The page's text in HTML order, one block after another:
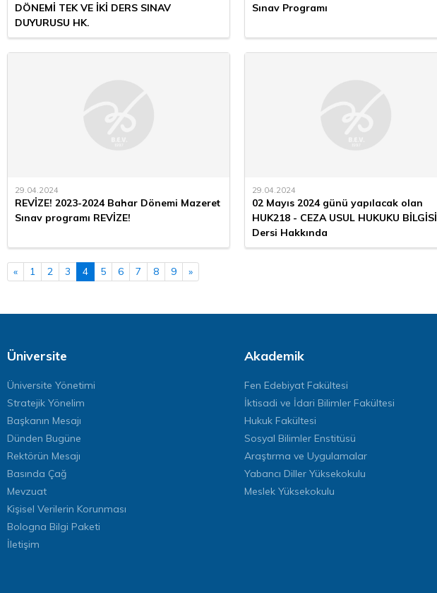
DÖNEMİ TEK VE İKİ DERS SINAV
DUYURUSU HK.
Sınav Programı
29.04.2024
REVİZE! 2023-2024 Bahar Dönemi Mazeret
Sınav programı REVİZE!
29.04.2024
02 Mayıs 2024 günü yapılacak olan
HUK218 - CEZA USUL HUKUKU BİLGİSİ
Dersi Hakkında
« 1 2 3 4 5 6 7 8 9 »
Üniversite
Üniversite Yönetimi
Stratejik Yönelim
Başkanın Mesajı
Dünden Bugüne
Rektörün Mesajı
Basında Çağ
Mevzuat
Kişisel Verilerin Korunması
Bologna Bilgi Paketi
İletişim
Akademik
Fen Edebiyat Fakültesi
İktisadi ve İdari Bilimler Fakültesi
Hukuk Fakültesi
Sosyal Bilimler Enstitüsü
Araştırma ve Uygulamalar
Yabancı Diller Yüksekokulu
Meslek Yüksekokulu